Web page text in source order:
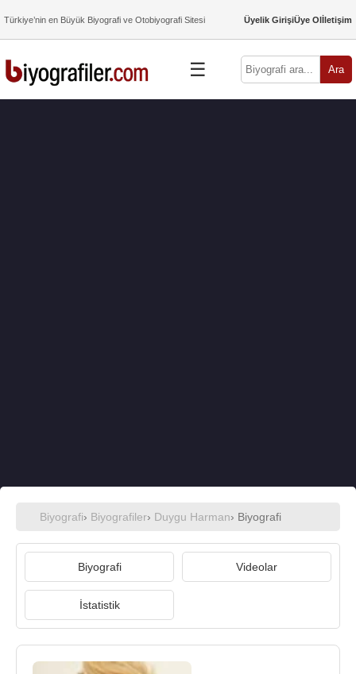
Türkiye’nin en Büyük Biyografi ve Otobiyografi Sitesi Üyelik GirişiÜye Olİletişim
☰ Ara
Biyografi› Biyografiler› Duygu Harman› Biyografi
Biyografi Videolar
İstatistik